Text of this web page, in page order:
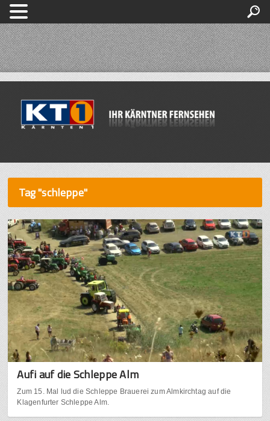
Tag "schleppe"
Aufi auf die Schleppe Alm
Zum 15. Mal lud die Schleppe Brauerei zum Almkirchtag auf die
Klagenfurter Schleppe Alm.